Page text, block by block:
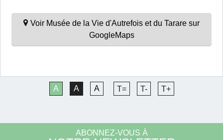
Voir Musée de la Vie d'Autrefois et du Tarare sur
GoogleMaps
A A A T= T- T+
ABONNEZ-VOUS À